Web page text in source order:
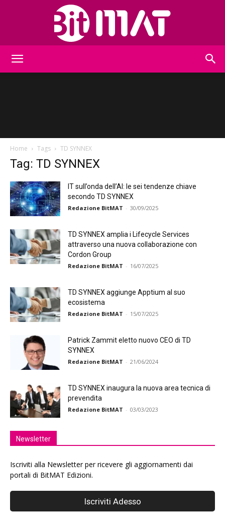
Home Tags TD SYNNEX
Tag: TD SYNNEX
IT sull’onda dell’AI: le sei tendenze chiave
secondo TD SYNNEX
Redazione BitMAT - 30/09/2025
TD SYNNEX amplia i Lifecycle Services
attraverso una nuova collaborazione con
Cordon Group
Redazione BitMAT - 16/07/2025
TD SYNNEX aggiunge Apptium al suo
ecosistema
Redazione BitMAT - 15/07/2025
Patrick Zammit eletto nuovo CEO di TD
SYNNEX
Redazione BitMAT - 21/06/2024
TD SYNNEX inaugura la nuova area tecnica di
prevendita
Redazione BitMAT - 03/03/2023
Newsletter
Iscriviti alla Newsletter per ricevere gli aggiornamenti dai
portali di BitMAT Edizioni.